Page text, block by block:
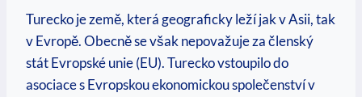
Turecko je země, která geograficky leží jak v Asii, tak
v Evropě. Obecně se však nepovažuje za členský
stát Evropské unie (EU). Turecko vstoupilo do
asociace s Evropskou ekonomickou společenství v